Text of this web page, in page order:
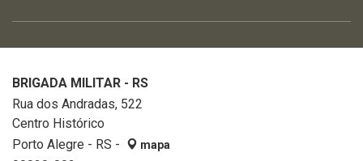
BRIGADA MILITAR - RS
Rua dos Andradas, 522
Centro Histórico
Porto Alegre - RS -
mapa